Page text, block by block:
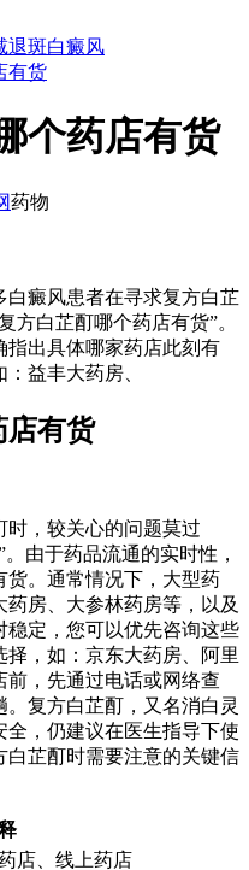
退斑白癜风
有货
个药店有货
药物
癜风患者在寻求复方白芷
方白芷酊哪个药店有货”。
指出具体哪家药店此刻有
益丰大药房、
店有货
时，较关心的问题莫过
由于药品流通的实时性，
货。通常情况下，大型药
房、大参林药房等，以及
定，您可以优先咨询这些
，如：京东大药房、阿里
，先通过电话或网络查
复方白芷酊，又名消白灵
，仍建议在医生指导下使
白芷酊时需要注意的关键信
店、线上药店